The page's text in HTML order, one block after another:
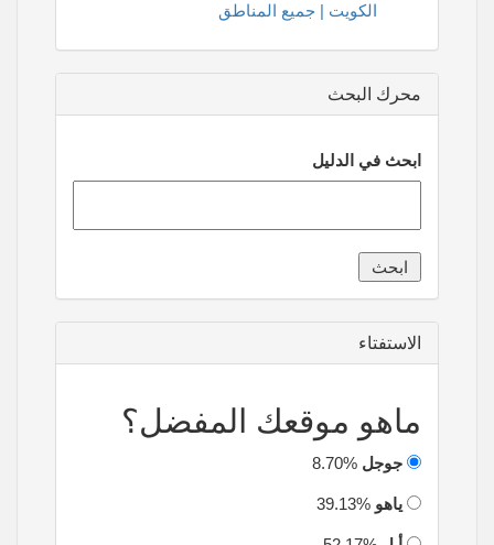
الكويت | جميع المناطق
محرك البحث
ابحث في الدليل
الاستفتاء
ماهو موقعك المفضل؟
جوجل
ياهو